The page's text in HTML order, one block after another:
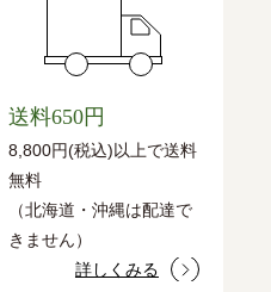
送料650円
8,800円(税込)以上で送料
無料
（北海道・沖縄は配達で
きません）
詳しくみる